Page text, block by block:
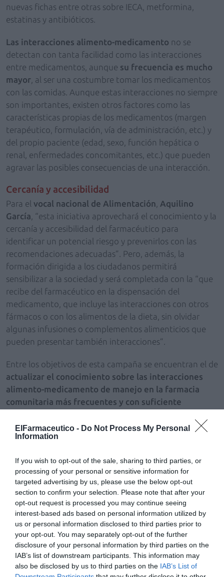
ElFarmaceutico - Do Not Process My Personal
Information
If you wish to opt-out of the sale, sharing to third parties, or
processing of your personal or sensitive information for
targeted advertising by us, please use the below opt-out
section to confirm your selection. Please note that after your
opt-out request is processed you may continue seeing
interest-based ads based on personal information utilized by
us or personal information disclosed to third parties prior to
your opt-out. You may separately opt-out of the further
disclosure of your personal information by third parties on the
IAB’s list of downstream participants. This information may
also be disclosed by us to third parties on the IAB’s List of
nuevas fichas entre otras sobre IECA, metformina,
estatinas y antibióticos.
Las interacciones alimento-medicamento no se
detectan con tanta facilidad como las interacciones
entre medicamentos, aunque su frecuencia es mucho
mayor , al ser una costumbre tomar los medicamentos
con las comidas. Aunque estas interacciones no siempre
son importantes, existen otros factores como las
características propias de los medicamentos (margen
terapéutico, formulación, vía de administración, etc.) y
del propio paciente (edad, sexo, función hepática o
renal, enfermedades concomitantes, etc.) que pueden
agravar las posibles consecuencias de una interacción.
Cercanía y accesibilidad
Para el vocal nacional de Alimentación Aquilino
García , “esta iniciativa aprovechará el conocimiento y la
cercanía y accesibilidad del farmacéutico para
identificar un potencial riesgo y prevenirlos con las
recomendaciones adecuadas”. Pero, además, la
formación dirigida a los ciudadanos permitirá
sensibilizar a la sociedad y será completada con la “que
recibe del farmacéutico en la dispensación del
medicamento, que incluye las interacciones con otros
fármacos o con los alimentos de la dieta, sin olvidar
algunas infusiones o complementos alimenticios que
pueden presentar también interacciones”.
Entre los objetivos de esta campaña se encuentran el de
actualizar el conocimiento sobre las interacciones
alimento-medicamento de manejo en la farmacia
comunitaria más frecuentes y con suficiente
labor informativa y divulgativa del farmacéutico
aportándole los principales consejos que se pueden
pacientes con relación a las IAM y permitirán
proporcionar información a los pacientes sobre las
posibles IAM y la forma de adecuar sus hábitos
alimentarios en caso necesario para conseguir los
mejores resultados terapéuticos.
Manual
El Consejo General de Colegios Farmacéuticos, a través
de la Vocalía Nacional de Alimentación, y la Editorial